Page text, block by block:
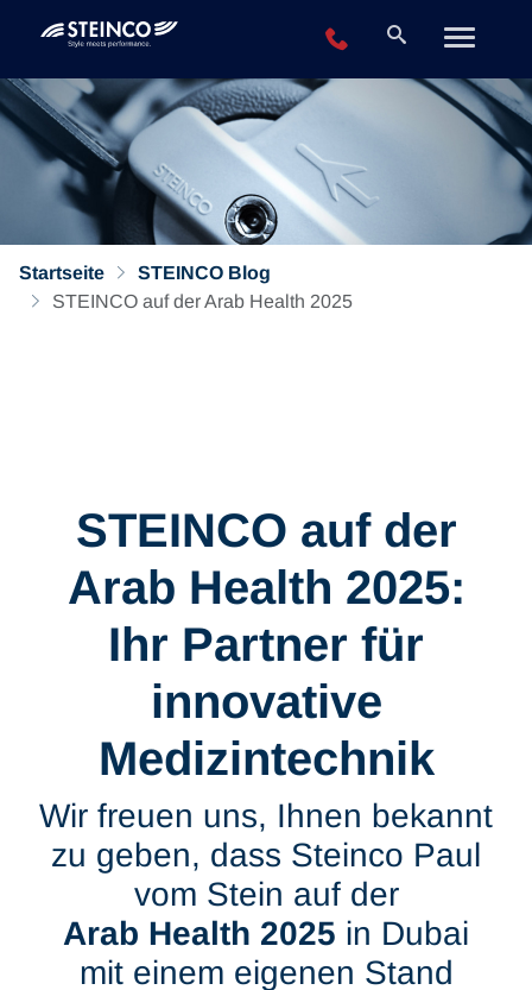
+49 2196 943-0
Startseite
STEINCO Blog
STEINCO auf der Arab Health 2025
STEINCO auf der
Arab Health 2025:
Ihr Partner für
innovative
Medizintechnik
Wir freuen uns, Ihnen bekannt
zu geben, dass Steinco Paul
vom Stein auf der
Arab Health 2025 in Dubai
mit einem eigenen Stand